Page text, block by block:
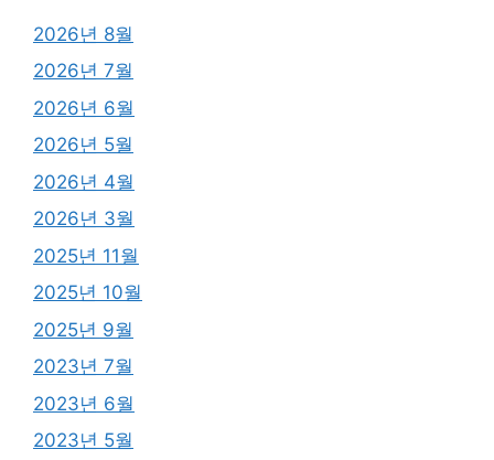
2026년 8월
2026년 7월
2026년 6월
2026년 5월
2026년 4월
2026년 3월
2025년 11월
2025년 10월
2025년 9월
2023년 7월
2023년 6월
2023년 5월